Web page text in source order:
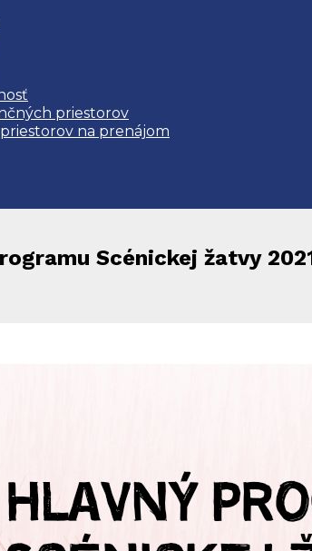
priestorov
na prenájom
Scénickej žatvy